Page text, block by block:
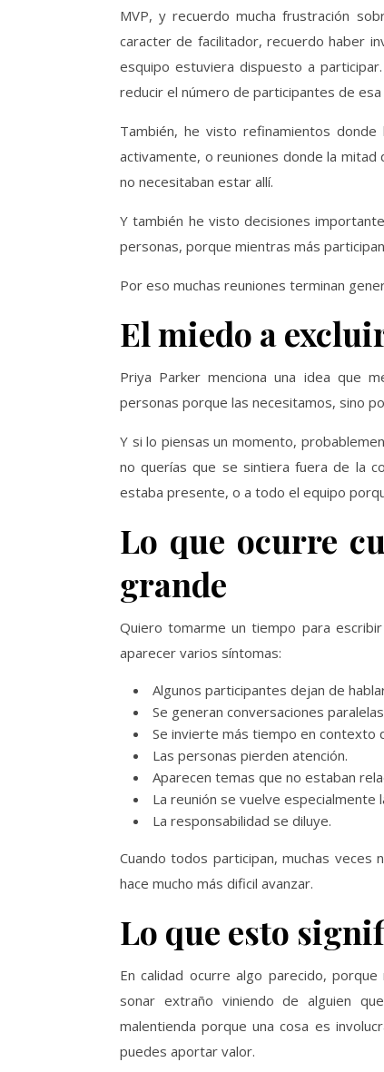
MVP, y recuerdo mucha frustración
caracter de facilitador, recuerdo haber
esquipo estuviera dispuesto a
reducir el número de participantes de esa
También, he visto refinamientos
activamente, o reuniones donde la
no necesitaban estar allí.
Y también he visto decisiones
personas, porque mientras más
Por eso muchas reuniones terminan
El miedo a
Priya Parker menciona una idea que
personas porque las necesitamos, sino
Y si lo piensas un momento,
no querías que se sintiera fuera de la
estaba presente, o a todo el equipo
Lo que ocurre
grande
Quiero tomarme un tiempo para
aparecer varios síntomas:
Algunos participantes dejan de
Se generan conversaciones
Se invierte más tiempo en contexto
Las personas pierden atención.
Aparecen temas que no estaban
La reunión se vuelve especialmente
La responsabilidad se diluye.
Cuando todos participan, muchas
hace mucho más dificil avanzar.
Lo que esto
En calidad ocurre algo parecido,
sonar extraño viniendo de alguien
malentienda porque una cosa es
puedes aportar valor.